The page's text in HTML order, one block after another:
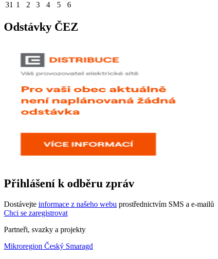
31 1 2 3 4 5 6
Odstávky ČEZ
Přihlášení k odběru zpráv
Dostávejte informace z našeho webu prostřednictvím SMS a e-mailů
Chci se zaregistrovat
Partneři, svazky a projekty
Mikroregion Český Smaragd